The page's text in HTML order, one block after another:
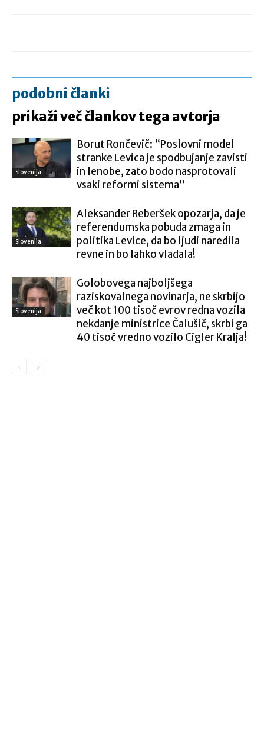
podobni članki
prikaži več člankov tega avtorja
Slovenija
Borut Rončevič: “Poslovni model
stranke Levica je spodbujanje zavisti
in lenobe, zato bodo nasprotovali
vsaki reformi sistema”
Slovenija
Aleksander Reberšek opozarja, da je
referendumska pobuda zmaga in
politika Levice, da bo ljudi naredila
revne in bo lahko vladala!
Slovenija
Golobovega najboljšega
raziskovalnega novinarja, ne skrbijo
več kot 100 tisoč evrov redna vozila
nekdanje ministrice Čalušič, skrbi ga
40 tisoč vredno vozilo Cigler Kralja!